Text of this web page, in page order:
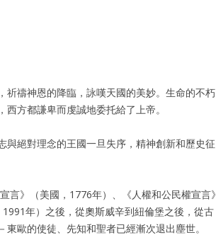
王康先生骨灰墓葬
祈禱神恩的降臨，詠嘆天國的美妙。生命的不朽
方都謙卑而虔誠地委托給了上帝。
絕對理念的王國一旦失序，精神創新和歷史征
言》（美國，1776年）、《人權和公民權宣言》
年）之後，從奧斯威辛到紐倫堡之後，從古
歐的使徒、先知和聖者已經漸次退出塵世。